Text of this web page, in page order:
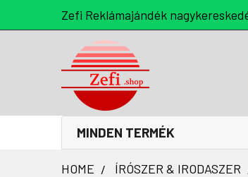
Zefi Reklámajándék
MINDEN TERMÉK
HOME ÍRÓSZER & IRODASZER